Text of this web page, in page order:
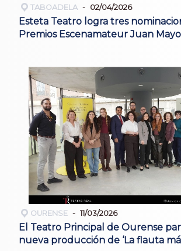
TABOADELA 02/04/2026
Esteta Teatro logra tres
Premios Escenamateur Juan
OURENSE 11/03/2026
El Teatro Principal de Ourense
nueva producción de ‘La flauta